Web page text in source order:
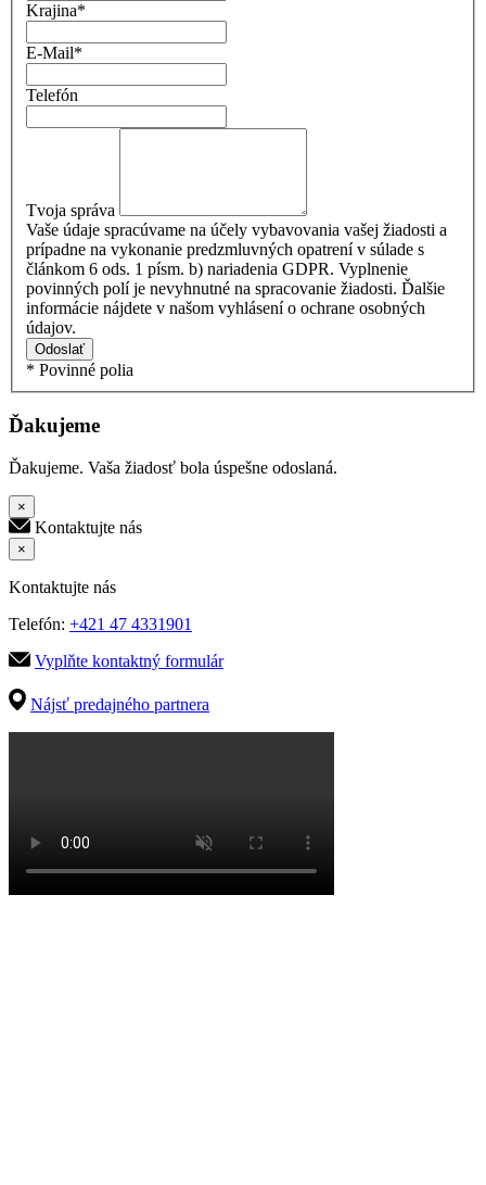
Krajina*
E-Mail*
Telefón
Tvoja správa
Vaše údaje spracúvame na účely vybavovania vašej žiadosti a
prípadne na vykonanie predzmluvných opatrení v súlade s
článkom 6 ods. 1 písm. b) nariadenia GDPR. Vyplnenie
povinných polí je nevyhnutné na spracovanie žiadosti. Ďalšie
informácie nájdete v našom vyhlásení o ochrane osobných
údajov.
Odoslať
* Povinné polia
Ďakujeme
Ďakujeme. Vaša žiadosť bola úspešne odoslaná.
×
Kontaktujte nás
×
Kontaktujte nás
Telefón: +421 47 4331901
Vyplňte kontaktný formulár
Nájsť predajného partnera